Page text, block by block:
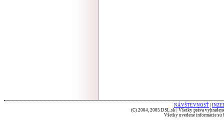
NÁVŠTEVNOSŤ
(C) 2004, 2005 DSL.sk | Všetky práva
Všetky uvedené informácie sú